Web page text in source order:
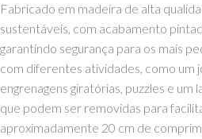
Fabricado em madeira de alta
sustentáveis, com acabamento
garantindo segurança para os mais
com diferentes atividades, como um
engrenagens giratórias, puzzles e
que podem ser removidas para
aproximadamente 20 cm de